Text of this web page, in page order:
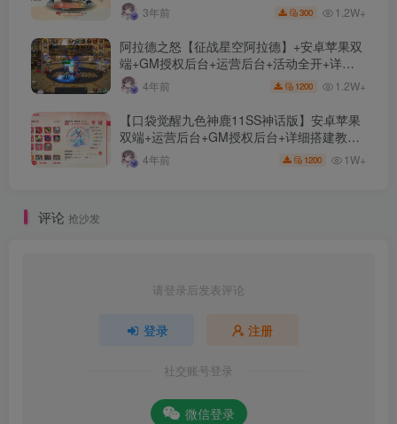
3年前 300 1.2W+
阿拉德之怒【征战星空阿拉德】+安卓苹果双
端+GM授权后台+运营后台+活动全开+详细
教程 4年前 1200 1.2W+
【口袋觉醒九色神鹿11SS神话版】安卓苹果
双端+运营后台+GM授权后台+详细搭建教
程。 4年前 1200 1W+
评论 抢沙发
请登录后发表评论
登录 注册
社交账号登录
微信登录